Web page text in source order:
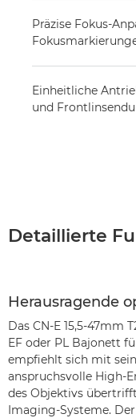
Präzise Fokus-
Einheitliche
und
Detaillierte
Herausragende
Das CN-E 15,5-47mm
EF oder PL Bajonett
empfiehlt sich mit
anspruchsvolle High-
des Objektivs
Imaging-Systeme.